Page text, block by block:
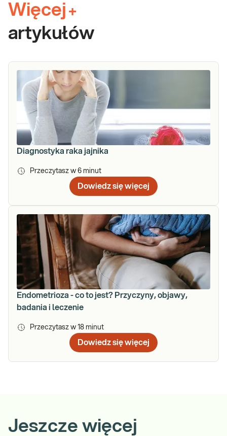
Więcej +
artykułów
Diagnostyka raka jajnika
Przeczytasz w 6 minut
Dowiedz się więcej
Endometrioza - co to jest? Przyczyny, objawy,
badania i leczenie
Przeczytasz w 18 minut
Dowiedz się więcej
Jeszcze więcej